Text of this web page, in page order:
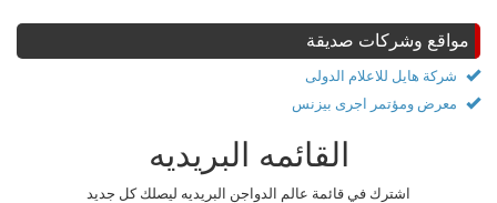
مواقع وشركات صديقة
شركة هايل للاعلام الدولى
معرض ومؤتمر اجرى بيزنس
القائمه البريديه
اشترك في قائمة عالم الدواجن البريديه ليصلك كل جديد